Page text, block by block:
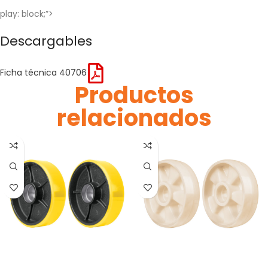
play: block;”>
Descargables
Ficha técnica 40706
Productos
relacionados